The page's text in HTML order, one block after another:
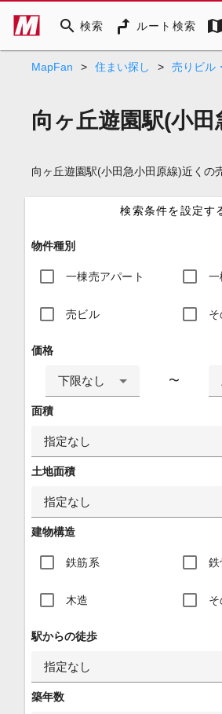
search 検索 ルート検索 map
MapFan > 住まい探し > 売りビル
向ヶ丘遊園駅(小
向ヶ丘遊園駅(小田急小田原線)近くの
検索条件を設定す
物件種別
一棟売アパート 一
売ビル
価格
下限なし 〜
面積
指定なし
土地面積
指定なし
建物構造
鉄筋系 鉄
木造
駅からの徒歩
指定なし
築年数